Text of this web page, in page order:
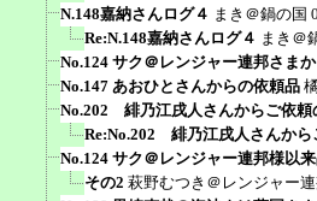
N.148嘉納さんログ４ まき＠鍋の国
Re:N.148嘉納さんログ４ まき＠
No.124 サク＠レンジャー連邦さま
No.147 あおひとさんからの依頼品
No.202 緋乃江戌人さんからご依頼
Re:No.202 緋乃江戌人さんから
No.124 サク＠レンジャー連邦様以
その2 萩野むつき＠レンジャー